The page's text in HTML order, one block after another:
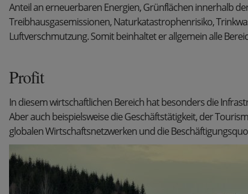
Anteil an erneuerbaren Energien, Grünflächen innerhalb
Treibhausgasemissionen, Naturkatastrophenrisiko,
Luftverschmutzung. Somit beinhaltet er allgemein alle
Profit
In diesem wirtschaftlichen Bereich hat besonders die
Aber auch beispielsweise die Geschäftstätigkeit, der
globalen Wirtschaftsnetzwerken und die